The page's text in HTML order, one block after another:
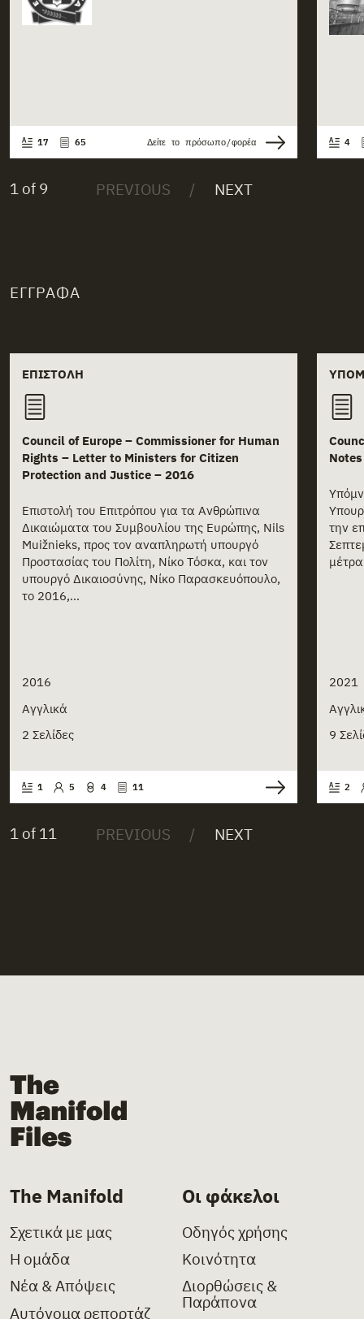
17 65 Δείτε το πρόσωπο/φορέα 4
1 of 9
ΈΓΓΡΑΦΑ
Related documents
ΕΠΙΣΤΟΛΉ
Council of Europe – Commissioner for Human
Rights – Letter to Ministers for Citizen
Protection and Justice – 2016
Επιστολή του Επιτρόπου για τα Ανθρώπινα
Δικαιώματα του Συμβουλίου της Ευρώπης, Nils
Muižnieks, προς τον αναπληρωτή υπουργό
Προστασίας του Πολίτη, Νίκο Τόσκα, και τον
υπουργό Δικαιοσύνης, Νίκο Παρασκευόπουλο,
το 2016,...
2016
Αγγλικά
2 Σελίδες
1 5 4 11
την
2021
9
2
1 of 11
The Manifold Files
The Manifold
Σχετικά με μας
Η ομάδα
Νέα & Απόψεις
Αυτόνομα ρεπορτάζ
Οι φάκελοι
Οδηγός χρήσης
Κοινότητα
Διορθώσεις &
Παράπονα